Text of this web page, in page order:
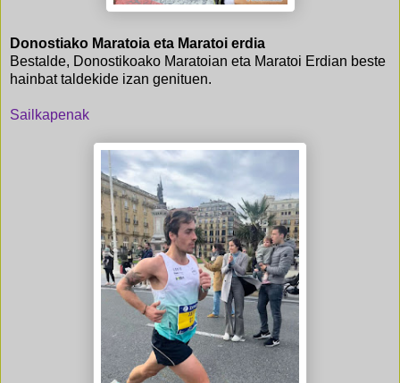
Donostiako Maratoia eta Maratoi erdia
Bestalde, Donostikoako Maratoian eta Maratoi Erdian beste
hainbat taldekide izan genituen.
Sailkapenak